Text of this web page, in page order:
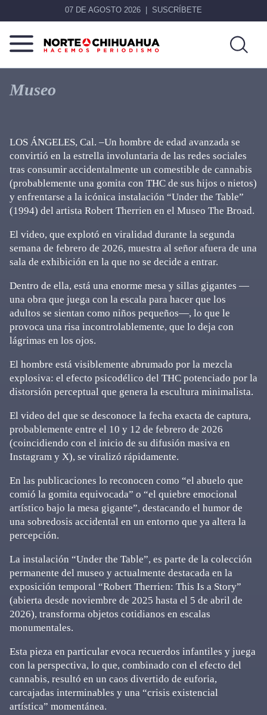
07 DE AGOSTO 2026 SUSCRÍBETE
Norte
Chihuahua
Más
que
noticias,
Museo
LOS ÁNGELES, Cal. –Un hombre de edad avanzada se
convirtió en la estrella involuntaria de las redes sociales
tras consumir accidentalmente un comestible de cannabis
(probablemente una gomita con THC de sus hijos o nietos)
y enfrentarse a la icónica instalación “Under the Table”
(1994) del artista Robert Therrien en el Museo The Broad.
El video, que explotó en viralidad durante la segunda
semana de febrero de 2026, muestra al señor afuera de una
sala de exhibición en la que no se decide a entrar.
Dentro de ella, está una enorme mesa y sillas gigantes —
una obra que juega con la escala para hacer que los
adultos se sientan como niños pequeños—, lo que le
provoca una risa incontrolablemente, que lo deja con
lágrimas en los ojos.
El hombre está visiblemente abrumado por la mezcla
explosiva: el efecto psicodélico del THC potenciado por la
distorsión perceptual que genera la escultura minimalista.
El video del que se desconoce la fecha exacta de captura,
probablemente entre el 10 y 12 de febrero de 2026
(coincidiendo con el inicio de su difusión masiva en
Instagram y X), se viralizó rápidamente.
En las publicaciones lo reconocen como “el abuelo que
comió la gomita equivocada” o “el quiebre emocional
artístico bajo la mesa gigante”, destacando el humor de
una sobredosis accidental en un entorno que ya altera la
percepción.
La instalación “Under the Table”, es parte de la colección
permanente del museo y actualmente destacada en la
exposición temporal “Robert Therrien: This Is a Story”
(abierta desde noviembre de 2025 hasta el 5 de abril de
2026), transforma objetos cotidianos en escalas
monumentales.
Esta pieza en particular evoca recuerdos infantiles y juega
con la perspectiva, lo que, combinado con el efecto del
cannabis, resultó en un caos divertido de euforia,
carcajadas interminables y una “crisis existencial
artística” momentánea.